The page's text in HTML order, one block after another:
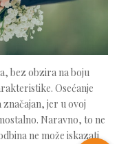
bez obzira na boju
Osećanje
jer u ovoj
Naravno, to ne
ne može iskazati